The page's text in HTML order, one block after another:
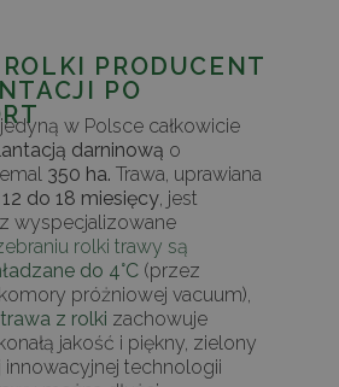
PRODUCENT
PO
w Polsce całkowicie
darninową o
350 ha. Trawa, uprawiana
12 do 18 miesięcy, jest
wyspecjalizowane
rolki trawy są
do 4°C (przez
próżniowej vacuum),
trawa z rolki zachowuje
jakość i piękny, zielony
innowacyjnej technologii